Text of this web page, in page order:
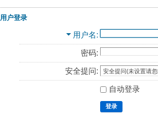
用户登录
用户名
密码:
安全提问:
自动登录
登录